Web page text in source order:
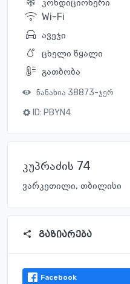
Wi-Fi
ავეჯი
ცხელი წყალი
გათბობა
ნანახია 38873-ჯერ
ID: PBYN4
კუპრაძის 74
ვარკეთილი, თბილისი
გაზიარება
Facebook